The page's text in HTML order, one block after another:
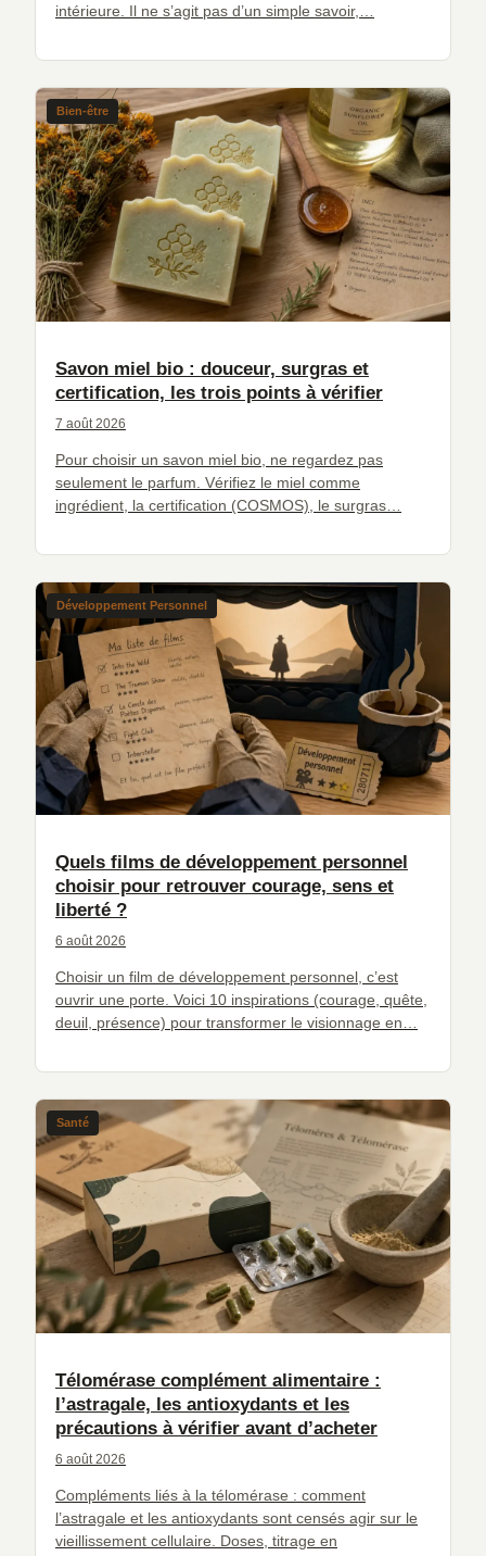
intérieure. Il ne s’agit pas d’un simple savoir,…
Bien-être
Savon miel bio : douceur, surgras et
certification, les trois points à vérifier
7 août 2026
Pour choisir un savon miel bio, ne regardez pas
seulement le parfum. Vérifiez le miel comme
ingrédient, la certification (COSMOS), le surgras…
Développement Personnel
Quels films de développement personnel
choisir pour retrouver courage, sens et
liberté ?
6 août 2026
Choisir un film de développement personnel, c’est
ouvrir une porte. Voici 10 inspirations (courage, quête,
deuil, présence) pour transformer le visionnage en…
Santé
Télomérase complément alimentaire :
l’astragale, les antioxydants et les
précautions à vérifier avant d’acheter
6 août 2026
Compléments liés à la télomérase : comment
l’astragale et les antioxydants sont censés agir sur le
vieillissement cellulaire. Doses, titrage en